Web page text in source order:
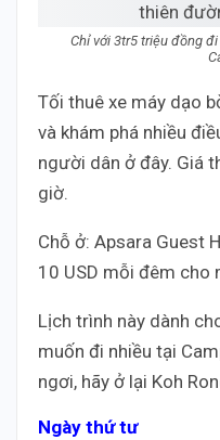
Chỉ với 3tr5 triệu đồng
Tối thuê xe máy dạo
và khám phá nhiều
người dân ở đây. Giá
giờ.
Chỗ ở: Apsara Guest
10 USD mỗi đêm cho
Lịch trình này dành
muốn đi nhiều tại
ngơi, hãy ở lại Koh
Ngày thứ tư